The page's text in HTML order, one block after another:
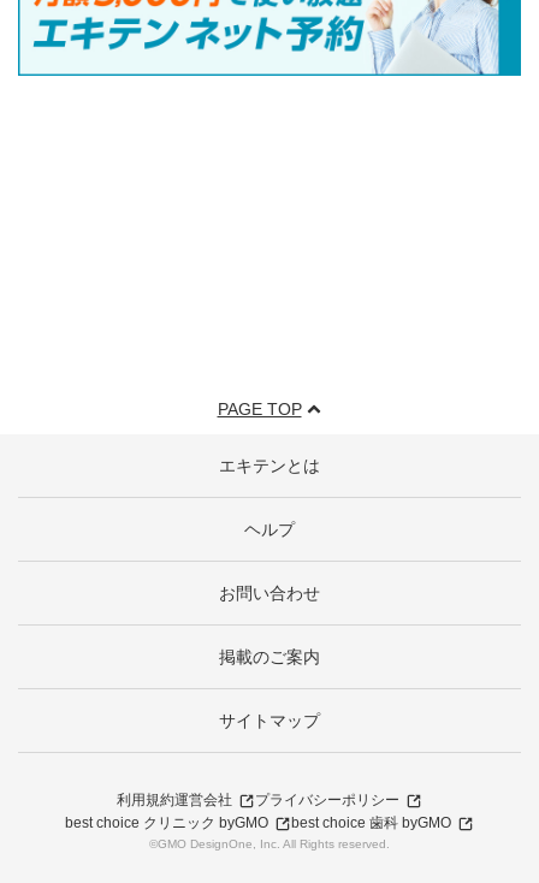
PAGE TOP
エキテンとは
ヘルプ
お問い合わせ
掲載のご案内
サイトマップ
利用規約運営会社
プライバシーポリシー
best choice クリニック byGMO
best choice 歯科 byGMO
©GMO DesignOne, Inc. All Rights reserved.